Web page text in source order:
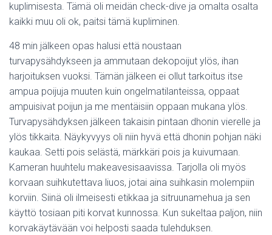
kuplimisesta. Tämä oli meidän check-dive ja omalta osalta
kaikki muu oli ok, paitsi tämä kupliminen.
48 min jälkeen opas halusi että noustaan
turvapysähdykseen ja ammutaan dekopoijut ylös, ihan
harjoituksen vuoksi. Tämän jälkeen ei ollut tarkoitus itse
ampua poijuja muuten kuin ongelmatilanteissa, oppaat
ampuisivat poijun ja me mentäisiin oppaan mukana ylös.
Turvapysähdyksen jälkeen takaisin pintaan dhonin vierelle ja
ylös tikkaita. Näykyvyys oli niin hyvä että dhonin pohjan näki
kaukaa. Setti pois selästä, märkkäri pois ja kuivumaan.
Kameran huuhtelu makeavesisaavissa. Tarjolla oli myös
korvaan suihkutettava liuos, jotai aina suihkasin molempiin
korviin. Siinä oli ilmeisesti etikkaa ja sitruunamehua ja sen
käyttö tosiaan piti korvat kunnossa. Kun sukeltaa paljon, niin
korvakäytävään voi helposti saada tulehduksen.